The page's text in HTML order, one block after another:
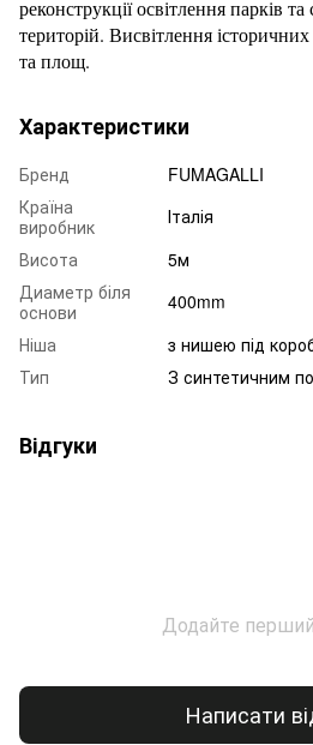
реконструкції освітлення парків
територій. Висвітлення історичних
та площ.
Характеристики
Бренд
FUMAGALLI
Країна
виробник
Італія
Висота
5м
Диаметр біля
основи
400mm
Ніша
з нишею під
Тип
З синтетичним
Відгуки
Додайте перший
Написати